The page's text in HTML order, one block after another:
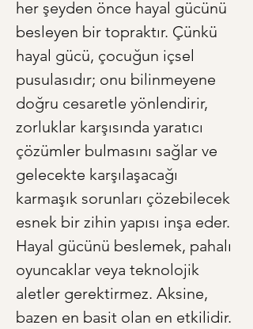
her şeyden önce hayal gücünü
besleyen bir topraktır. Çünkü
hayal gücü, çocuğun içsel
pusulasıdır; onu bilinmeyene
doğru cesaretle yönlendirir,
zorluklar karşısında yaratıcı
çözümler bulmasını sağlar ve
gelecekte karşılaşacağı
karmaşık sorunları çözebilecek
esnek bir zihin yapısı inşa eder.
Hayal gücünü beslemek, pahalı
oyuncaklar veya teknolojik
aletler gerektirmez. Aksine,
bazen en basit olan en etkilidir.